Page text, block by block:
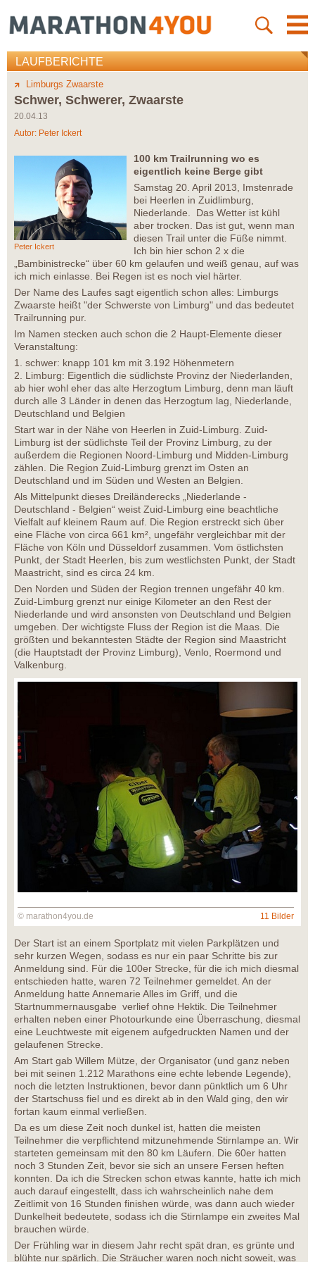
LAUFBERICHTE
Limburgs Zwaarste
Schwer, Schwerer, Zwaarste
20.04.13
Autor: Peter Ickert
Peter Ickert
100 km Trailrunning wo es
eigentlich keine Berge gibt
Samstag 20. April 2013, Imstenrade
bei Heerlen in Zuidlimburg,
Niederlande. Das Wetter ist kühl
aber trocken. Das ist gut, wenn man
diesen Trail unter die Füße nimmt.
Ich bin hier schon 2 x die
„Bambinistrecke“ über 60 km gelaufen und weiß genau, auf was
ich mich einlasse. Bei Regen ist es noch viel härter.
Der Name des Laufes sagt eigentlich schon alles: Limburgs
Zwaarste heißt "der Schwerste von Limburg" und das bedeutet
Trailrunning pur.
Im Namen stecken auch schon die 2 Haupt-Elemente dieser
Veranstaltung:
1. schwer: knapp 101 km mit 3.192 Höhenmetern
2. Limburg: Eigentlich die südlichste Provinz der Niederlanden,
ab hier wohl eher das alte Herzogtum Limburg, denn man läuft
durch alle 3 Länder in denen das Herzogtum lag, Niederlande,
Deutschland und Belgien
Start war in der Nähe von Heerlen in Zuid-Limburg. Zuid-
Limburg ist der südlichste Teil der Provinz Limburg, zu der
außerdem die Regionen Noord-Limburg und Midden-Limburg
zählen. Die Region Zuid-Limburg grenzt im Osten an
Deutschland und im Süden und Westen an Belgien.
Als Mittelpunkt dieses Dreiländerecks „Niederlande -
Deutschland - Belgien“ weist Zuid-Limburg eine beachtliche
Vielfalt auf kleinem Raum auf. Die Region erstreckt sich über
eine Fläche von circa 661 km², ungefähr vergleichbar mit der
Fläche von Köln und Düsseldorf zusammen. Vom östlichsten
Punkt, der Stadt Heerlen, bis zum westlichsten Punkt, der Stadt
Maastricht, sind es circa 24 km.
Den Norden und Süden der Region trennen ungefähr 40 km.
Zuid-Limburg grenzt nur einige Kilometer an den Rest der
Niederlande und wird ansonsten von Deutschland und Belgien
umgeben. Der wichtigste Fluss der Region ist die Maas. Die
größten und bekanntesten Städte der Region sind Maastricht
(die Hauptstadt der Provinz Limburg), Venlo, Roermond und
Valkenburg.
© marathon4you.de 11 Bilder
Der Start ist an einem Sportplatz mit vielen Parkplätzen und
sehr kurzen Wegen, sodass es nur ein paar Schritte bis zur
Anmeldung sind. Für die 100er Strecke, für die ich mich diesmal
entschieden hatte, waren 72 Teilnehmer gemeldet. An der
Anmeldung hatte Annemarie Alles im Griff, und die
Startnummernausgabe verlief ohne Hektik. Die Teilnehmer
erhalten neben einer Photourkunde eine Überraschung, diesmal
eine Leuchtweste mit eigenem aufgedruckten Namen und der
gelaufenen Strecke.
Am Start gab Willem Mütze, der Organisator (und ganz neben
bei mit seinen 1.212 Marathons eine echte lebende Legende),
noch die letzten Instruktionen, bevor dann pünktlich um 6 Uhr
der Startschuss fiel und es direkt ab in den Wald ging, den wir
fortan kaum einmal verließen.
Da es um diese Zeit noch dunkel ist, hatten die meisten
Teilnehmer die verpflichtend mitzunehmende Stirnlampe an. Wir
starteten gemeinsam mit den 80 km Läufern. Die 60er hatten
noch 3 Stunden Zeit, bevor sie sich an unsere Fersen heften
konnten. Da ich die Strecken schon etwas kannte, hatte ich mich
auch darauf eingestellt, dass ich wahrscheinlich nahe dem
Zeitlimit von 16 Stunden finishen würde, was dann auch wieder
Dunkelheit bedeutete, sodass ich die Stirnlampe ein zweites Mal
brauchen würde.
Der Frühling war in diesem Jahr recht spät dran, es grünte und
blühte nur spärlich. Die Sträucher waren noch nicht soweit, was